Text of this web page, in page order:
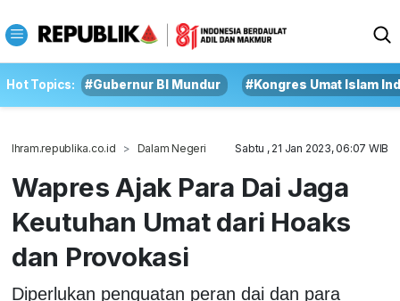
Hot Topics: #Gubernur BI Mundur #Kongres Umat Islam
Ihram.republika.co.id Dalam Negeri Sabtu , 21 Jan 2023, 06:07 WIB
Wapres Ajak Para Dai Jaga
Keutuhan Umat dari Hoaks
dan Provokasi
Diperlukan penguatan peran dai dan para